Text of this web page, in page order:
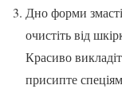
Дно форми
очистіть від
Красиво
присипте